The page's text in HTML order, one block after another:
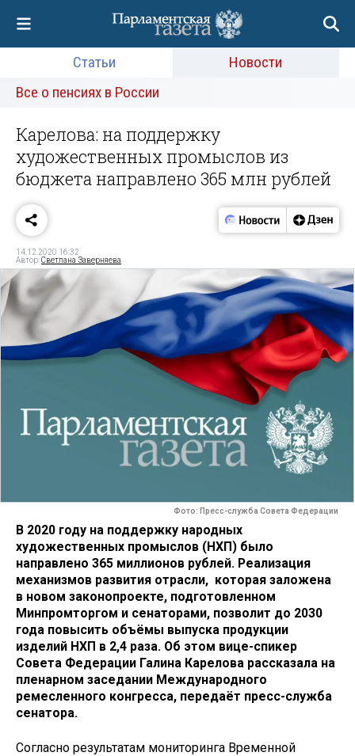
Статьи
Новости
Все о пенсиях в России
Карелова: на поддержку
художественных промыслов из
бюджета направлено 365 млн рублей
14.12.2020 16:32
Автор:Светлана Заверняева
Фото: Пресс-служба Совета Федерации
В 2020 году на поддержку народных
художественных промыслов (НХП) было
направлено 365 миллионов рублей. Реализация
механизмов развития отрасли, которая заложена
в новом законопроекте, подготовленном
Минпромторгом и сенаторами, позволит до 2030
года повысить объёмы выпуска продукции
изделий НХП в 2,4 раза. Об этом вице-спикер
Совета Федерации Галина Карелова рассказала на
пленарном заседании Международного
ремесленного конгресса, передаёт пресс-служба
сенатора.
Согласно результатам мониторинга Временной